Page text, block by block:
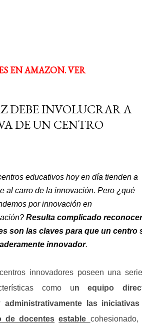
EN AMAZON. VER
DEBE INVOLUCRAR A
DE UN CENTRO
educativos hoy en día tienden a
al carro de la innovación. Pero ¿qué
por innovación en
Resulta complicado reconocer
son las claves para que un centro
innovador.
innovadores poseen una
como un equipo
las iniciativas
de docentes estable cohesionado,